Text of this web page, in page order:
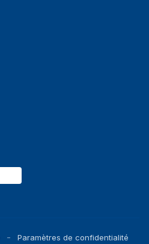
Paramètres de confidentialité